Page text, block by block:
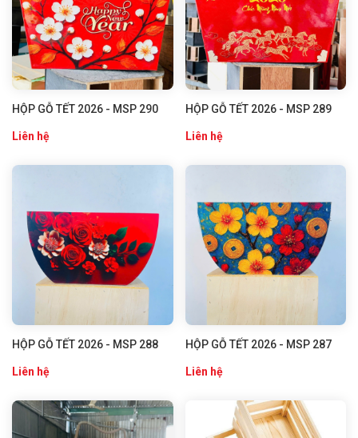
HỘP GỖ TẾT 2026 - MSP 290
Liên hệ
HỘP GỖ TẾT 2026 - MSP 289
Liên hệ
HỘP GỖ TẾT 2026 - MSP 288
Liên hệ
HỘP GỖ TẾT 2026 - MSP 287
Liên hệ